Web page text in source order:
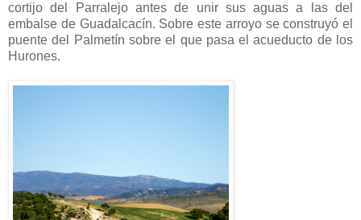
cortijo del Parralejo antes de unir sus aguas a las del
embalse de Guadalcacín. Sobre este arroyo se construyó el
puente del Palmetín sobre el que pasa el acueducto de los
Hurones.